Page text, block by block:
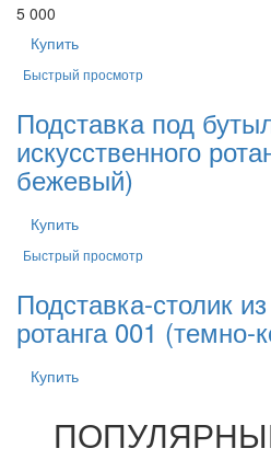
5 000
Купить
Быстрый просмотр
Подставка под
искусственного
бежевый)
Купить
Быстрый просмотр
Подставка-столик
ротанга 001 (темно-
Купить